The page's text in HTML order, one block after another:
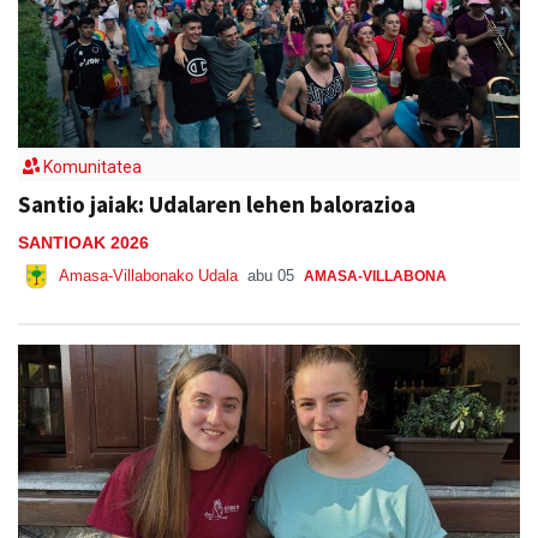
Komunitatea
Santio jaiak: Udalaren lehen balorazioa
SANTIOAK 2026
Amasa-Villabonako Udala abu 05 AMASA-VILLABONA